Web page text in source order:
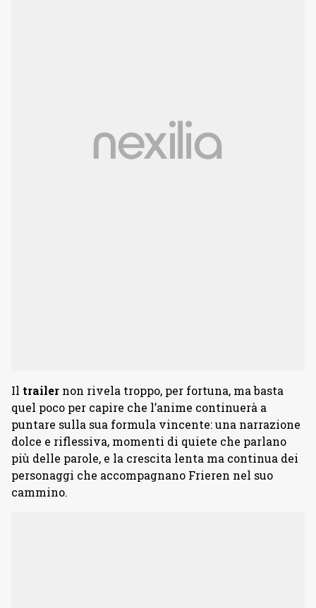
Il trailer non rivela troppo, per fortuna, ma basta
quel poco per capire che l’anime continuerà a
puntare sulla sua formula vincente: una narrazione
dolce e riflessiva, momenti di quiete che parlano
più delle parole, e la crescita lenta ma continua dei
personaggi che accompagnano Frieren nel suo
cammino.